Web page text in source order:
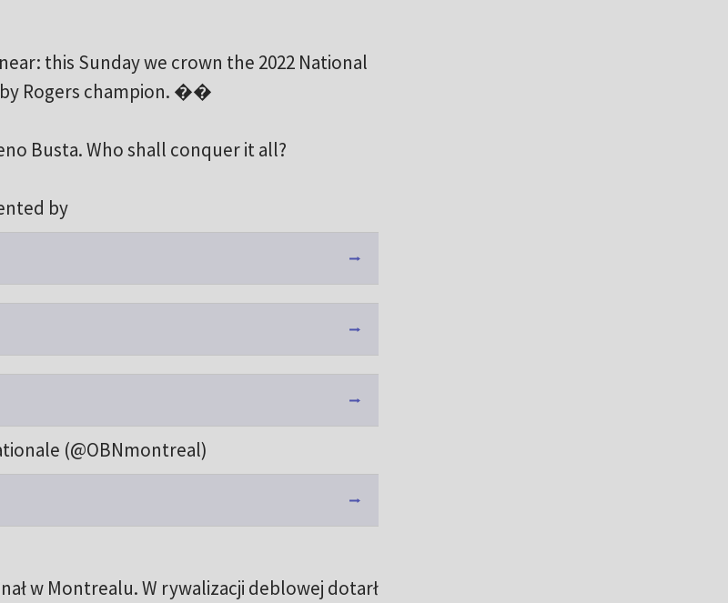
this Sunday we crown the 2022 National
Rogers champion. ��
Busta. Who shall conquer it all?
by
(@OBNmontreal)
w Montrealu. W rywalizacji deblowej dotarł